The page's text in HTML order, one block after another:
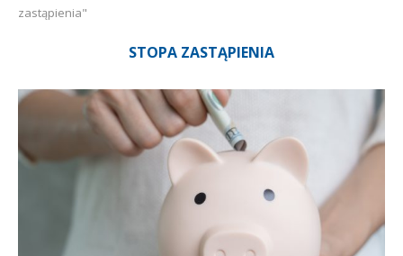
zastąpienia"
STOPA ZASTĄPIENIA